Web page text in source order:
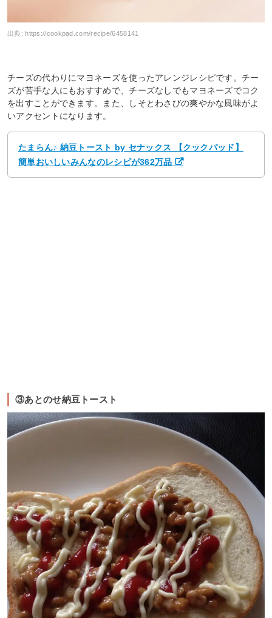
出典: https://cookpad.com/recipe/6458141
チーズの代わりにマヨネーズを使ったアレンジレシピです。チー
ズが苦手な人にもおすすめで、チーズなしでもマヨネーズでコク
を出すことができます。また、しそとわさびの爽やかな風味がよ
いアクセントになります。
たまらん♪ 納豆トースト by セナックス 【クックパッド】
簡単おいしいみんなのレシピが362万品
③あとのせ納豆トースト